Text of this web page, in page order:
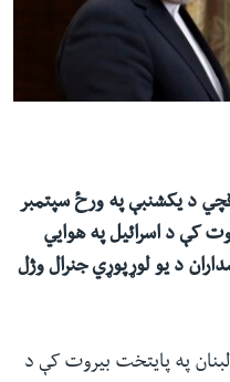
د یکشنبې په ورځ سپتمبر
کې د اسرائيل په هوايي
د یو لوړپوړي جنرال وژل
په پایتخت بیروت کې د